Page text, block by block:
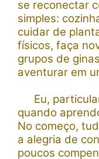
se reconectar
simples:
cuidar de
físicos, faça
grupos de
aventurar em
Eu,
quando
No começo,
a alegria de
poucos